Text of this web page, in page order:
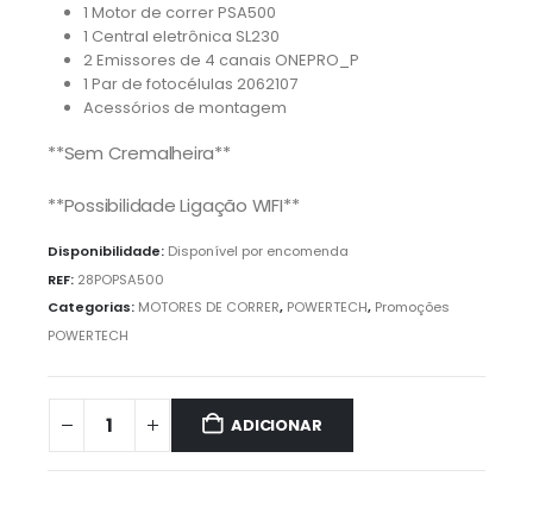
1 Motor de correr PSA500
1 Central eletrônica SL230
2 Emissores de 4 canais ONEPRO_P
1 Par de fotocélulas 2062107
Acessórios de montagem
**Sem Cremalheira**
**Possibilidade Ligação WIFI**
Disponibilidade: Disponível por encomenda
REF: 28POPSA500
Categorias: MOTORES DE CORRER, POWERTECH, Promoções
POWERTECH
ADICIONAR